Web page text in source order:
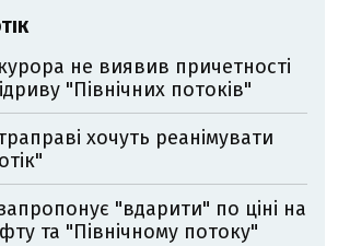
не виявив причетності
"Північних потоків"
хочуть реанімувати
"вдарити" по ціні на
та "Північному потоку"